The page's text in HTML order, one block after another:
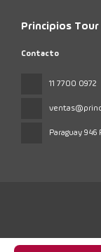
Principios
Contacto
11 7700 0972
Paraguay 946